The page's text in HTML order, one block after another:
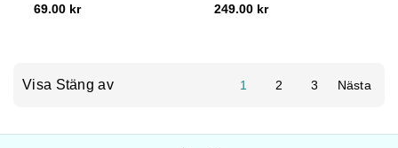
69.00 kr
249.00 kr
Visa Stäng av 1 2 3 Nästa